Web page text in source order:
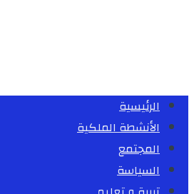
الرئيسية
الأنشطة الملكية
المجتمع
السياسة